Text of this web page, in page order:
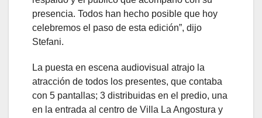
presencia. Todos han hecho posible que hoy
celebremos el paso de esta edición”, dijo
Stefani.
La puesta en escena audiovisual atrajo la
atracción de todos los presentes, que contaba
con 5 pantallas; 3 distribuidas en el predio, una
en la entrada al centro de Villa La Angostura y